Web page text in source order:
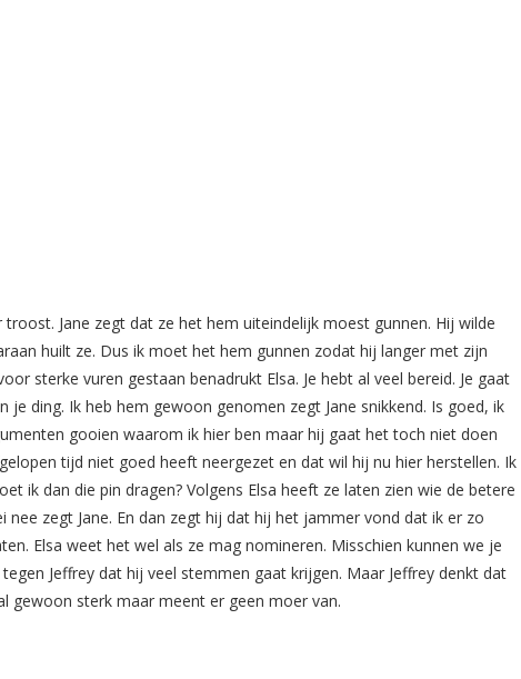
Jane zegt dat ze het hem uiteindelijk moest gunnen. Hij wilde
huilt ze. Dus ik moet het hem gunnen zodat hij langer met zijn
sterke vuren gestaan benadrukt Elsa. Je hebt al veel bereid. Je gaat
ding. Ik heb hem gewoon genomen zegt Jane snikkend. Is goed, ik
gooien waarom ik hier ben maar hij gaat het toch niet doen
tijd niet goed heeft neergezet en dat wil hij nu hier herstellen. Ik
ik dan die pin dragen? Volgens Elsa heeft ze laten zien wie de betere
nee zegt Jane. En dan zegt hij dat hij het jammer vond dat ik er zo
Elsa weet het wel als ze mag nomineren. Misschien kunnen we je
Jeffrey dat hij veel stemmen gaat krijgen. Maar Jeffrey denkt dat
gewoon sterk maar meent er geen moer van.